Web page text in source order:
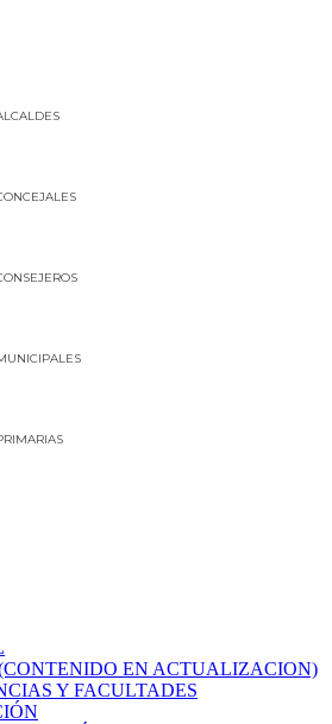
EN ACTUALIZACION)
Y FACULTADES